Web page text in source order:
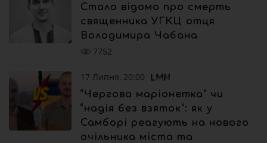
Стало відомо про смерть
священника УГКЦ отця
Володимира Чабана
7752
17 Липня, 20:00
“Чергова маріонетка” чи
“надія без взяток”: як у
Самборі реагують на нового
очільника міста та